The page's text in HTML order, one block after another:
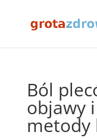
Ból
objawy
metody